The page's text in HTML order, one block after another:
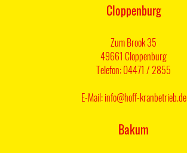
Cloppenburg
Zum Brook 35
49661 Cloppenburg
Telefon: 04471 / 2855
E-Mail: info@hoff-kranbetrieb.de
Bakum